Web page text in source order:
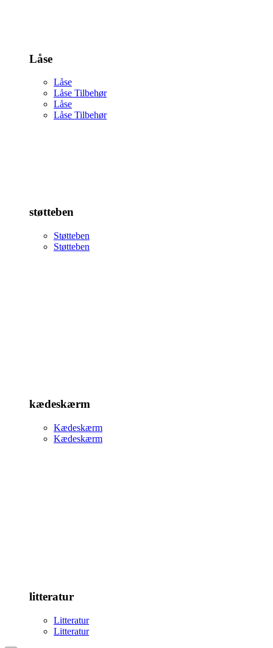
Låse
Låse
Låse Tilbehør
Låse
Låse Tilbehør
støtteben
Støtteben
Støtteben
kædeskærm
Kædeskærm
Kædeskærm
litteratur
Litteratur
Litteratur